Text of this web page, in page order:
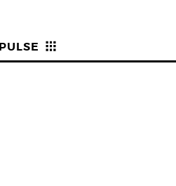
PULSE